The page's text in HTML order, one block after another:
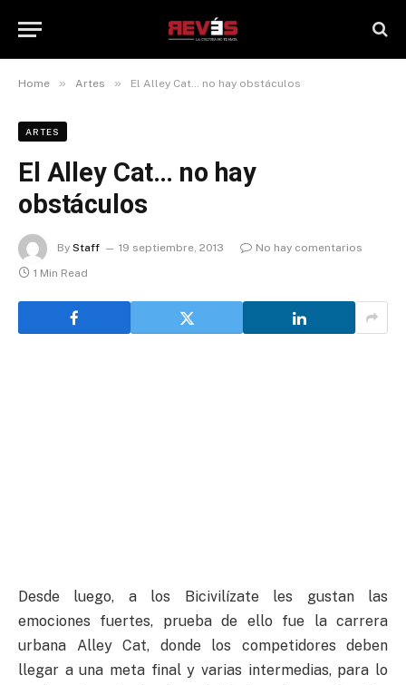
Home » Artes » El Alley Cat… no hay obstáculos
ARTES
El Alley Cat… no hay
obstáculos
By Staff 19 septiembre, 2013
No hay comentarios
1 Min Read
Desde luego, a los Bicivilízate les gustan las
emociones fuertes, prueba de ello fue la carrera
urbana Alley Cat, donde los competidores deben
llegar a una meta final y varias intermedias, para lo